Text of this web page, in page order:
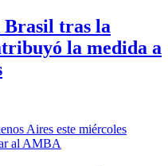
Brasil tras la
la medida a